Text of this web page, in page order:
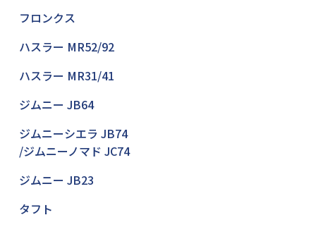
フロンクス
ハスラー MR52/92
ハスラー MR31/41
ジムニー JB64
ジムニーシエラ JB74
/ジムニーノマド JC74
ジムニー JB23
タフト